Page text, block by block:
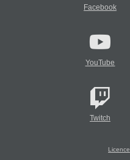
Facebook
YouTube
Twitch
Licence